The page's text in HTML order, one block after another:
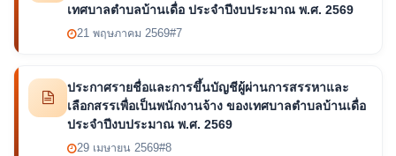
เทศบาลตำบลบ้านเดื่อ ประจำปีงบประมาณ พ.ศ. 2569
21 พฤษภาคม 2569#7
ประกาศรายชื่อและการขึ้นบัญชีผู้ผ่านการสรรหาและ
เลือกสรรเพื่อเป็นพนักงานจ้าง ของเทศบาลตำบลบ้านเดื่อ
ประจำปีงบประมาณ พ.ศ. 2569
29 เมษายน 2569#8